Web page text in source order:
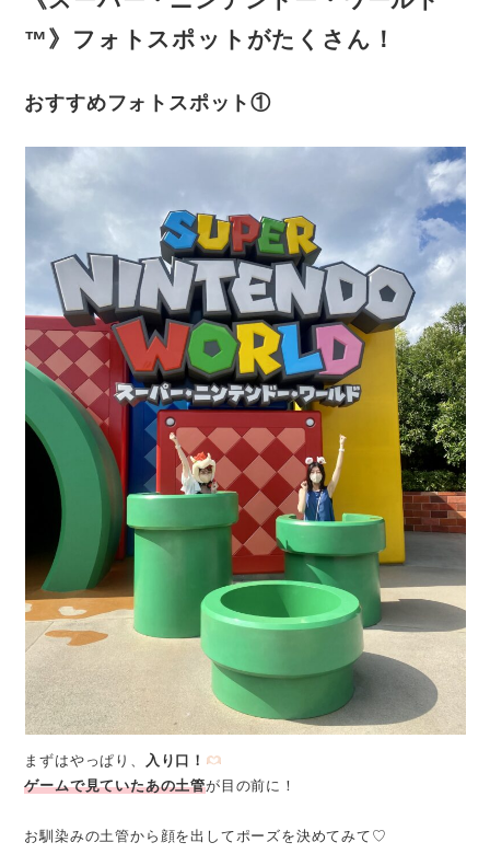
™》フォトスポットがたくさん！
おすすめフォトスポット①
まずはやっぱり、 入り口！
ゲームで見ていたあの土管が目の前に！
お馴染みの土管から顔を出してポーズを決めてみて♡